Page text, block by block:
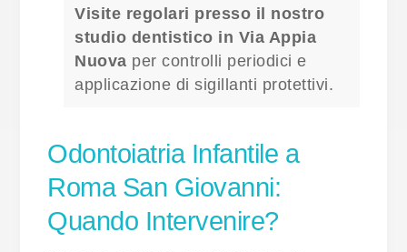
Visite regolari presso il nostro
studio dentistico in Via Appia
Nuova per controlli periodici e
applicazione di sigillanti protettivi.
Odontoiatria Infantile a
Roma San Giovanni:
Quando Intervenire?